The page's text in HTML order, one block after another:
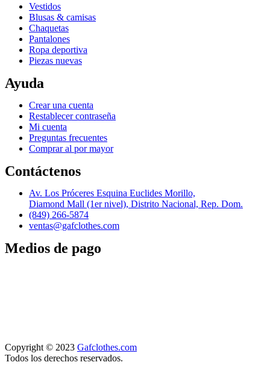
Vestidos
Blusas & camisas
Chaquetas
Pantalones
Ropa deportiva
Piezas nuevas
Ayuda
Crear una cuenta
Restablecer contraseña
Mi cuenta
Preguntas frecuentes
Comprar al por mayor
Contáctenos
Av. Los Próceres Esquina Euclides Morillo,
Diamond Mall (1er nivel), Distrito Nacional, Rep. Dom.
(849) 266-5874
ventas@gafclothes.com
Medios de pago
Copyright © 2023 Gafclothes.com
Todos los derechos reservados.